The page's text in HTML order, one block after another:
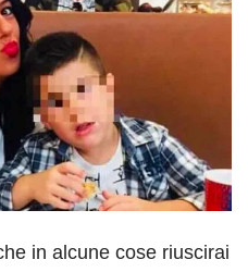
in alcune cose riuscirai